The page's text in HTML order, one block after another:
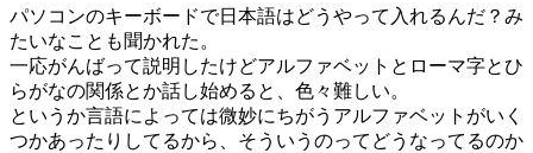
パソコンのキーボードで日本語はどうやって入れるんだ？み
たいなことも聞かれた。
一応がんばって説明したけどアルファベットとローマ字とひ
らがなの関係とか話し始めると、色々難しい。
というか言語によっては微妙にちがうアルファベットがいく
つかあったりしてるから、そういうのってどうなってるのか